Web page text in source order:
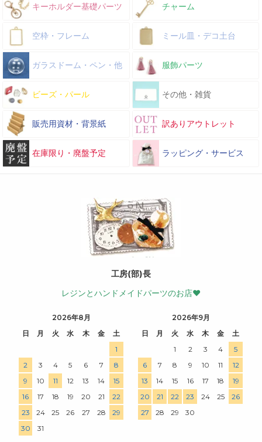
キーホルダー基礎パーツ チャーム
空枠・フレーム ミール皿・デコ土台
ガラスドーム・ペン・他 服飾パーツ
ビーズ・パール その他・雑貨
販売用資材・背景紙 訳ありアウトレット
在庫限り・廃盤予定 ラッピング・サービス
工房(部)長
レジンとハンドメイドパーツのお店♥
2026年8月
日
月 火 水 木 金
土
1
2
3 4 5 6 7
8
9
10 11 12 13 14
15
16
17 18 19 20 21
22
23
24 25 26 27 28
29
30
31
2026年9月
日
月 火 水 木 金
土
1
2 3 4
5
6
7 8 9 10 11
12
13
14 15 16 17 18
19
20
21 22 23 24 25
26
27
28 29 30